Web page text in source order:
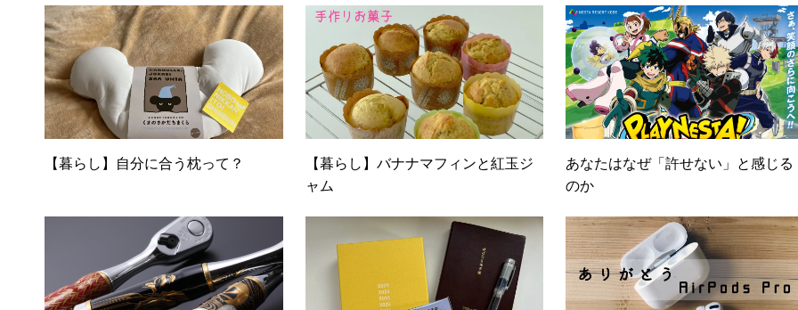
【暮らし】自分に合う枕って？
【暮らし】バナナマフィンと紅玉ジ
ャム
あなたはなぜ「許せない」と感じる
のか